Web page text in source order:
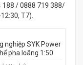
188 / 0888 719 388/
T7).
nghiệp SYK Power
pha loãng 1:50